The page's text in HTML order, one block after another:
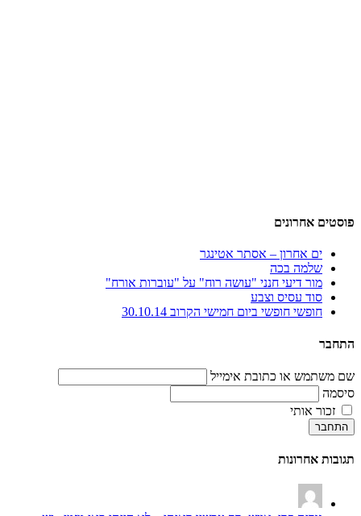
פוסטים אחרונים
ים אחרון – אסתר אטינגר
שלמה בכה
מור דיעי חנני "עושה רוח" על "עוברות אורח"
סוד עסיס וצבע
חופשי חופשי ביום חמישי הקרוב 30.10.14
התחבר
שם משתמש או כתובת אימייל
סיסמה
זכור אותי
התחבר
תגובות אחרונות